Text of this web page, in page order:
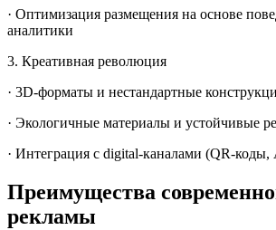
· Оптимизация размещения на основе
аналитики
3. Креативная революция
· 3D-форматы и нестандартные
· Экологичные материалы и устойчивые
· Интеграция с digital-каналами (QR-
Преимущества
рекламы